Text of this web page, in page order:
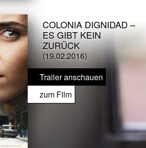
COLONIA DIGNIDAD –
ES GIBT KEIN
ZURÜCK
(19.02.2016)
Trailer anschauen
zum Film